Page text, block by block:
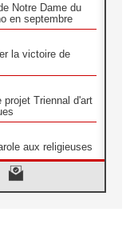
Notre Dame du
en septembre
la victoire de
projet Triennal d'art
aux religieuses
les